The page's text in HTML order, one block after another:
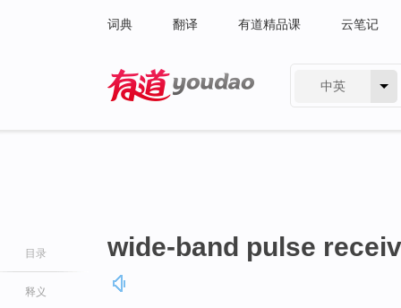
词典 翻译 有道精品课 云笔记
中英
目录
释义
wide-band pulse